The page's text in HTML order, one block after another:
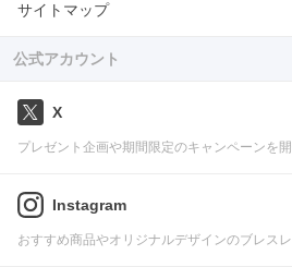
サイトマップ
公式アカウント
X
プレゼント企画や期間限定のキャンペーンを
Instagram
おすすめ商品やオリジナルデザインのブレス